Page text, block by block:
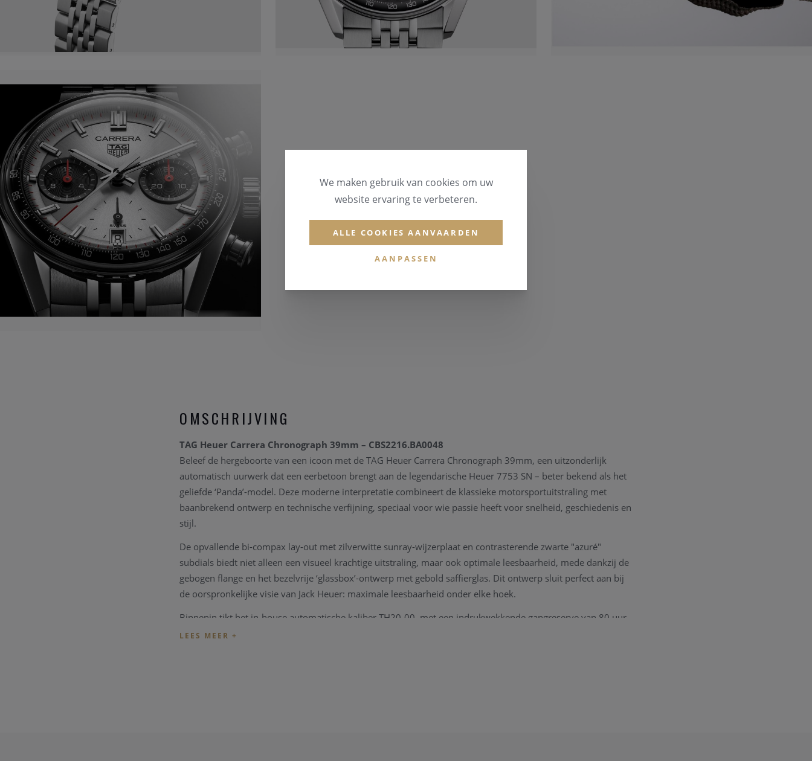
OMSCHRIJVING
TAG Heuer Carrera Chronograph 39mm – CBS2216.BA0048
Beleef de hergeboorte van een icoon met de TAG Heuer Carrera Chronograph 39mm, een uitzonderlijk
automatisch uurwerk dat een eerbetoon brengt aan de legendarische Heuer 7753 SN – beter bekend als het
geliefde ‘Panda’-model. Deze moderne interpretatie combineert de klassieke motorsportuitstraling met
baanbrekend ontwerp en technische verfijning, speciaal voor wie passie heeft voor snelheid, geschiedenis en
stijl.
De opvallende bi-compax lay-out met zilverwitte sunray-wijzerplaat en contrasterende zwarte "azuré"
subdials biedt niet alleen een visueel krachtige uitstraling, maar ook optimale leesbaarheid, mede dankzij de
gebogen flange en het bezelvrije ‘glassbox’-ontwerp met gebold saffierglas. Dit ontwerp sluit perfect aan bij
de oorspronkelijke visie van Jack Heuer: maximale leesbaarheid onder elke hoek.
Binnenin tikt het in-house automatische kaliber TH20-00, met een indrukwekkende gangreserve van 80 uur
en een frequentie van 28.800 vph (4 Hz). De functies omvatten uren, minuten, seconden, chronograaf (1/4
We maken gebruik van cookies om uw
website ervaring te verbeteren.
ALLE COOKIES AANVAARDEN
AANPASSEN